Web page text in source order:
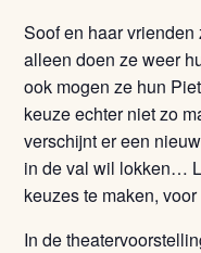
Soof en haar
alleen doen ze weer
ook mogen ze hun
keuze echter niet zo
verschijnt er een
in de val wil lokken…
keuzes te maken,
In de